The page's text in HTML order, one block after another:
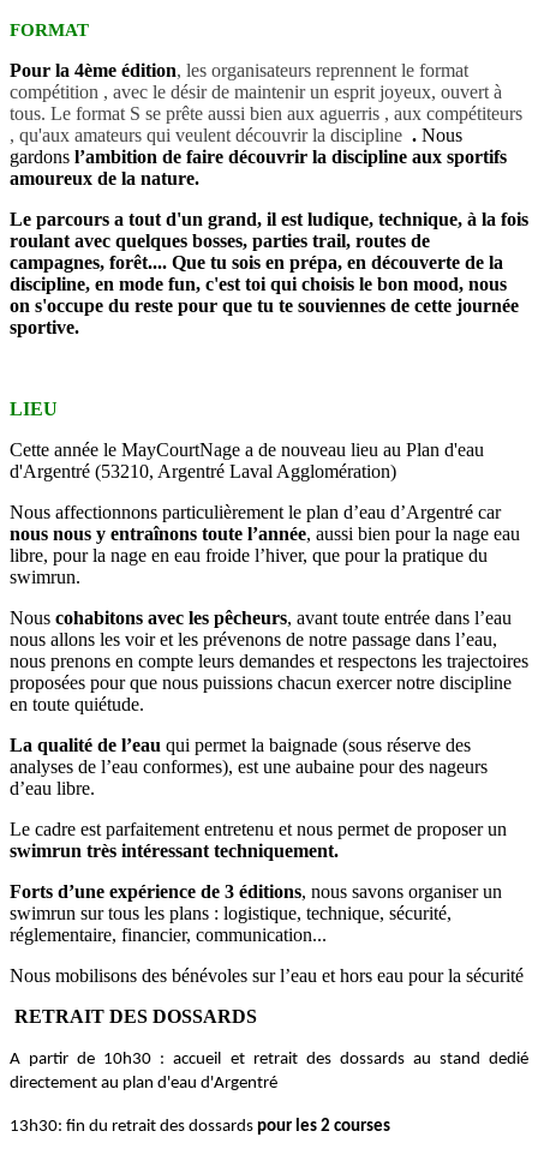
FORMAT
Pour la 4ème édition, les organisateurs reprennent le format
compétition , avec le désir de maintenir un esprit joyeux, ouvert à
tous. Le format S se prête aussi bien aux aguerris , aux compétiteurs
, qu'aux amateurs qui veulent découvrir la discipline . Nous
gardons l’ambition de faire découvrir la discipline aux sportifs
amoureux de la nature.
Le parcours a tout d'un grand, il est ludique, technique, à la fois
roulant avec quelques bosses, parties trail, routes de
campagnes, forêt.... Que tu sois en prépa, en découverte de la
discipline, en mode fun, c'est toi qui choisis le bon mood, nous
on s'occupe du reste pour que tu te souviennes de cette journée
sportive.
LIEU
Cette année le MayCourtNage a de nouveau lieu au Plan d'eau
d'Argentré (53210, Argentré Laval Agglomération)
Nous affectionnons particulièrement le plan d’eau d’Argentré car
nous nous y entraînons toute l’année, aussi bien pour la nage eau
libre, pour la nage en eau froide l’hiver, que pour la pratique du
swimrun.
Nous cohabitons avec les pêcheurs, avant toute entrée dans l’eau
nous allons les voir et les prévenons de notre passage dans l’eau,
nous prenons en compte leurs demandes et respectons les trajectoires
proposées pour que nous puissions chacun exercer notre discipline
en toute quiétude.
La qualité de l’eau qui permet la baignade (sous réserve des
analyses de l’eau conformes), est une aubaine pour des nageurs
d’eau libre.
Le cadre est parfaitement entretenu et nous permet de proposer un
swimrun très intéressant techniquement.
Forts d’une expérience de 3 éditions, nous savons organiser un
swimrun sur tous les plans : logistique, technique, sécurité,
réglementaire, financier, communication...
Nous mobilisons des bénévoles sur l’eau et hors eau pour la sécurité
RETRAIT DES DOSSARDS
A partir de 10h30 : accueil et retrait des dossards au stand dedié
directement au plan d'eau d'Argentré
13h30: fin du retrait des dossards pour les 2 courses